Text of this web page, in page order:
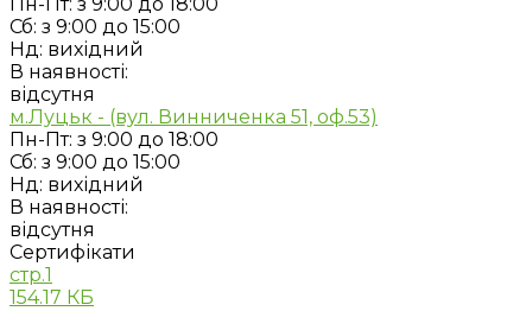
Сб: з 9:00 до 15:00
Нд: вихідний
В наявності:
відсутня
м.Луцьк - (вул. Винниченка 51, оф.53)
Пн-Пт: з 9:00 до 18:00
Сб: з 9:00 до 15:00
Нд: вихідний
В наявності:
відсутня
Сертифікати
стр.1
154.17 КБ